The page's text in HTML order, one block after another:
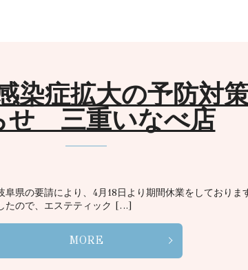
染症拡大の予防対
せ 三重いなべ店
県の要請により、4月18日より期間休業をしており
たので、エステティック […]
MORE